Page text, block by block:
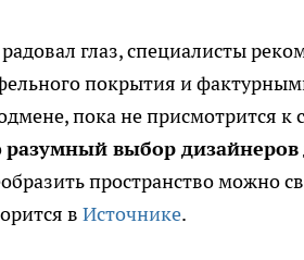
глаз, специалисты
покрытия и
пока не присмотрится
разумный выбор дизайнеров
пространство можно
в Источнике.